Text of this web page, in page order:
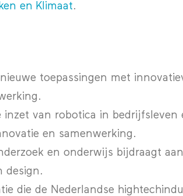
en Klimaat.
toepassingen met
van robotica in bedrijfsleven
en samenwerking.
en onderwijs bijdraagt
design.
die de Nederlandse